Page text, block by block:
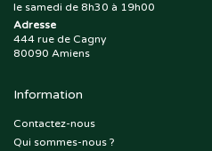
le samedi de 8h30 à 19h00
Adresse
444 rue de Cagny
80090 Amiens
Information
Contactez-nous
Qui sommes-nous ?